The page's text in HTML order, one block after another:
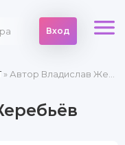
Вход
» Автор Владислав Жеребьёв